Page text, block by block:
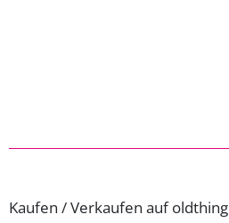
Kaufen / Verkaufen auf oldthing